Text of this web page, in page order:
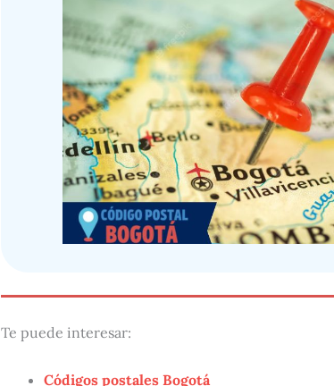
Te puede interesar:
Códigos postales Bogotá